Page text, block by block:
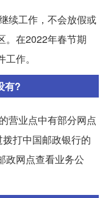
续工作，不会放假或
。在2022年春节期
作。
有?
营业点中有部分网点
打中国邮政银行的
政网点查看业务公